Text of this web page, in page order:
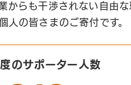
からも干渉されない自由
人の皆さまのご寄付です。
のサポーター人数